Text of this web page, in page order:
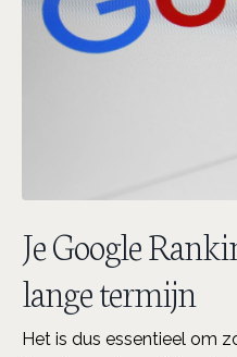
Je Google
lange termijn
Het is dus essentieel om